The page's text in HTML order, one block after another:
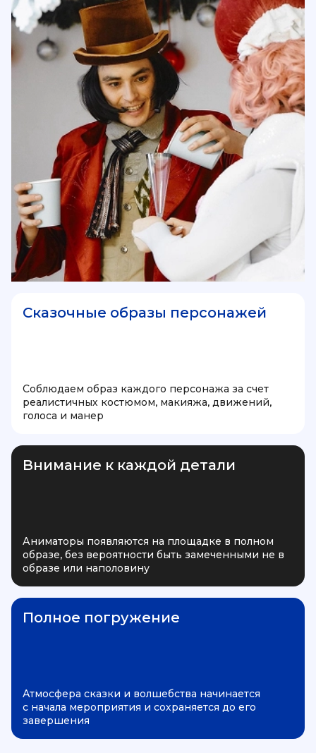
Сказочные образы персонажей
Соблюдаем образ каждого персонажа за счет
реалистичных костюмом, макияжа, движений,
голоса и манер
Внимание к каждой детали
Аниматоры появляются на площадке в полном
образе, без вероятности быть замеченными не в
образе или наполовину
Полное погружение
Атмосфера сказки и волшебства начинается
с начала мероприятия и сохраняется до его
завершения